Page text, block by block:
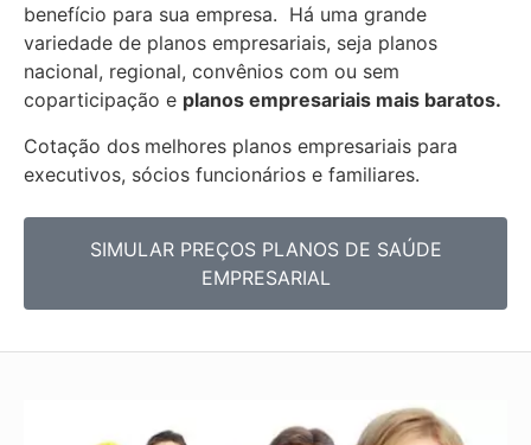
benefício para sua empresa. Há uma grande
variedade de planos empresariais, seja planos
nacional, regional, convênios com ou sem
coparticipação e planos empresariais mais baratos.
Cotação dos melhores planos empresariais para
executivos, sócios funcionários e familiares.
SIMULAR PREÇOS PLANOS DE SAÚDE
EMPRESARIAL